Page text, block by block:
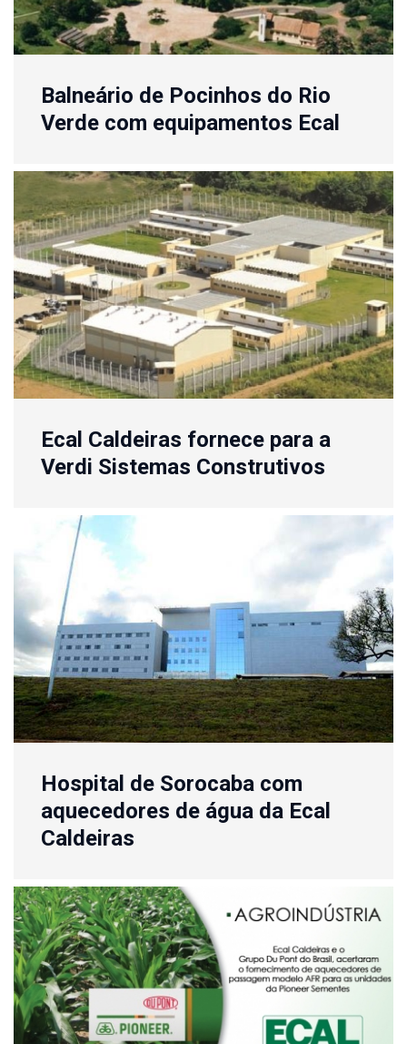
Balneário de Pocinhos do Rio
Verde com equipamentos Ecal
Ecal Caldeiras fornece para a
Verdi Sistemas Construtivos
Hospital de Sorocaba com
aquecedores de água da Ecal
Caldeiras